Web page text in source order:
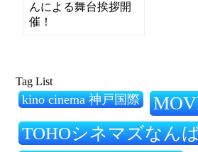
んによる舞台挨拶開
催！
Tag List
kino cinema 神戸国際
TOHOシネマズなん